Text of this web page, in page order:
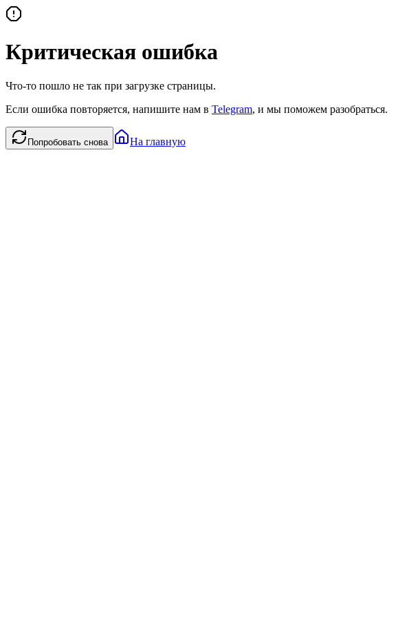
Критическая ошибка
Что-то пошло не так при загрузке страницы.
Если ошибка повторяется, напишите нам в Telegram, и мы поможем разобраться.
Попробовать снова На главную